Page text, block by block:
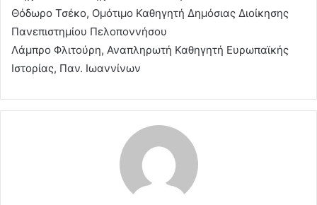
Θόδωρο Τσέκο, Ομότιμο Καθηγητή Δημόσιας Διοίκησης
Πανεπιστημίου Πελοποννήσου
Λάμπρο Φλιτούρη, Αναπληρωτή Καθηγητή Ευρωπαϊκής
Ιστορίας, Παν. Ιωαννίνων